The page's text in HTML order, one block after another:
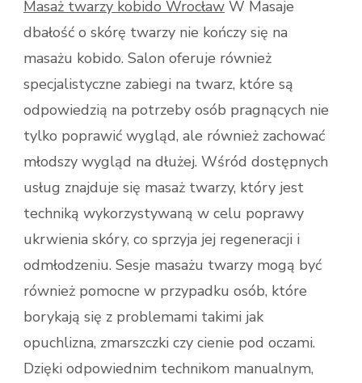
Masaż twarzy kobido Wrocław W Masaje
dbałość o skórę twarzy nie kończy się na
masażu kobido. Salon oferuje również
specjalistyczne zabiegi na twarz, które są
odpowiedzią na potrzeby osób pragnących nie
tylko poprawić wygląd, ale również zachować
młodszy wygląd na dłużej. Wśród dostępnych
usług znajduje się masaż twarzy, który jest
techniką wykorzystywaną w celu poprawy
ukrwienia skóry, co sprzyja jej regeneracji i
odmłodzeniu. Sesje masażu twarzy mogą być
również pomocne w przypadku osób, które
borykają się z problemami takimi jak
opuchlizna, zmarszczki czy cienie pod oczami.
Dzięki odpowiednim technikom manualnym,